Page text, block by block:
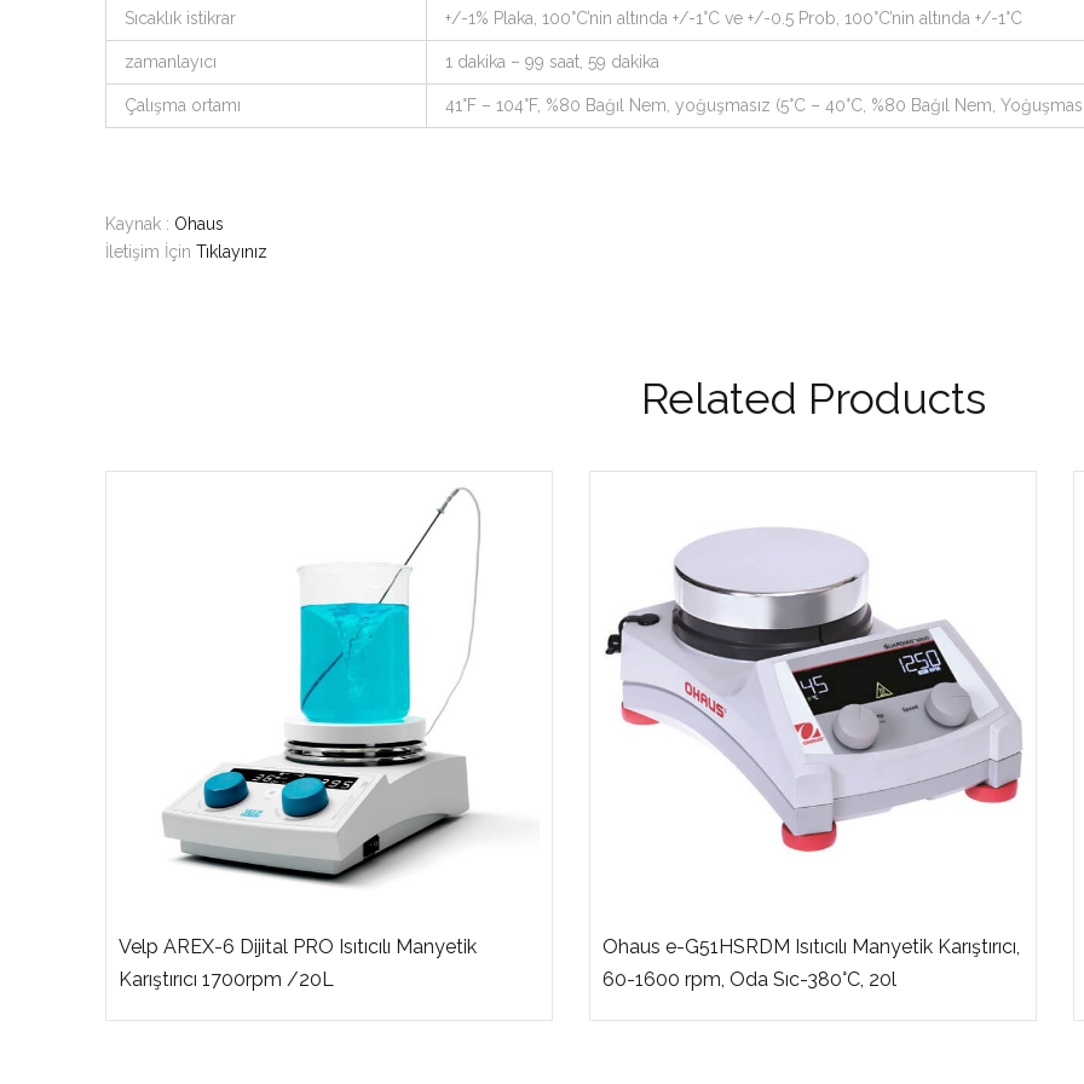
Sıcaklık istikrar +/-1% Plaka, 100°C’nin altında +/-1°C ve +/-0.5 Prob, 100°C’nin altında +/-1°C
zamanlayıcı 1 dakika – 99 saat, 59 dakika
Çalışma ortamı 41°F – 104°F, %80 Bağıl Nem, yoğuşmasız (5°C – 40°C, %80 Bağıl Nem,
Kaynak : Ohaus
İletişim İçin Tıklayınız
Related Products
Velp AREX-6 Dijital PRO Isıtıcılı Manyetik
Karıştırıcı 1700rpm /20L
Ohaus e-G51HSRDM Isıtıcılı Manyetik Karıştırıcı,
60-1600 rpm, Oda Sıc-380°C, 20l